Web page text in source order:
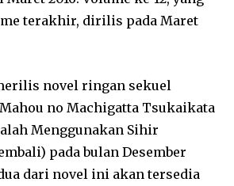
terakhir, dirilis pada Maret
novel ringan sekuel
no Machigatta Tsukaikata
Menggunakan Sihir
pada bulan Desember
dari novel ini akan tersedia